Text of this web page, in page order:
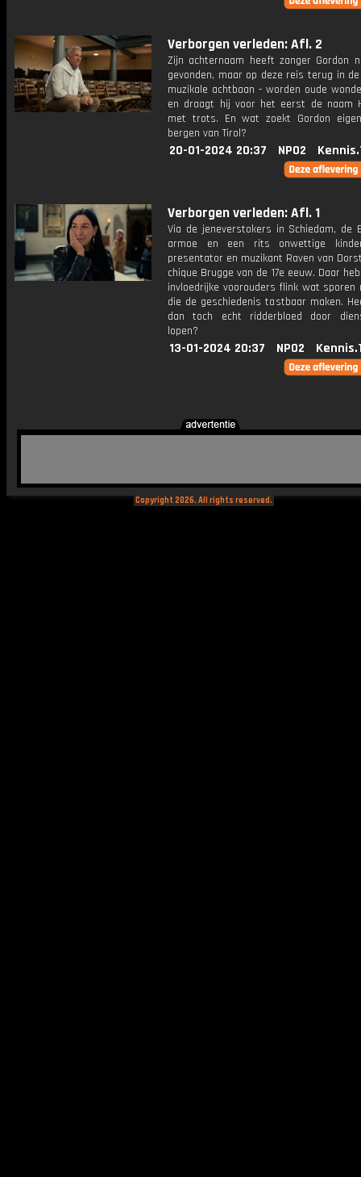
Verborgen verleden: Afl. 2
Zijn achternaam heeft zanger Gordon
gevonden, maar op deze reis terug in
muzikale achtbaan - worden oude
en draagt hij voor het eerst de naam
met trots. En wat zoekt Gordon
bergen van Tirol?
20-01-2024 20:37 NPO2
Verborgen verleden: Afl. 1
Via de jeneverstokers in Schiedam, de
armoe en een rits onwettige
presentator en muzikant Raven van
chique Brugge van de 17e eeuw. Daar
invloedrijke voorouders flink wat sporen
die de geschiedenis tastbaar maken.
dan toch echt ridderbloed door
lopen?
13-01-2024 20:37 NPO2
Copyright 2026. All rights reserved.